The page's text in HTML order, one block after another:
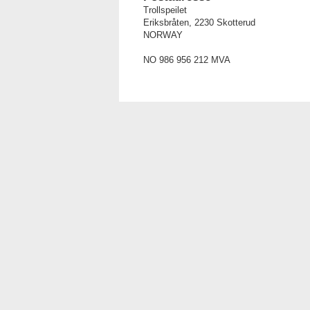
Trollspeilet
Eriksbråten, 2230 Skotterud
NORWAY
NO 986 956 212 MVA